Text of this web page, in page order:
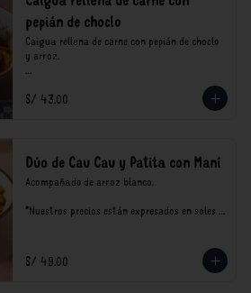
pepián de choclo
Caigua rellena de carne con pepián de choclo
y arroz.
*Nuestros precios están expresados en soles e
incluyen impuestos de ley y recargo al
S/ 43.00
Dúo de Cau Cau y Patita con Maní
Acompañado de arroz blanco.
*Nuestros precios están expresados en soles e
S/ 49.00